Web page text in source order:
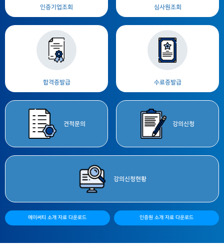
인증기업조회 심사원조회
합격증발급 수료증발급
견적문의 강의 신청
강의 신청현황
에이써티 소개 자료 다운로드 인증원 소개 자료 다운로드